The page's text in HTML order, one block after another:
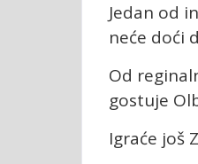
Jedan od
neće doći
Od
gostuje
Igraće još